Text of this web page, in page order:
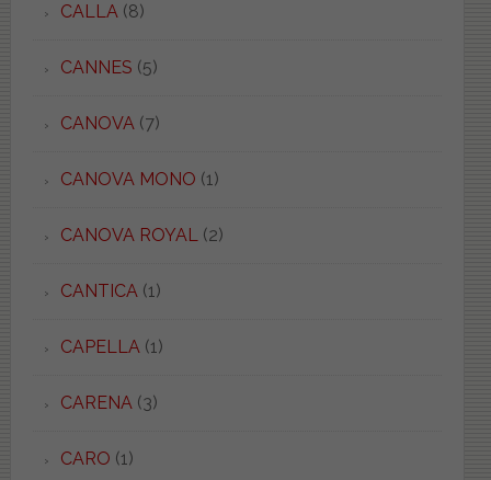
CALLA(8)
CANNES (5)
CANOVA(7)
CANOVA MONO (1)
CANOVA ROYAL(2)
CANTICA(1)
CAPELLA(1)
CARENA(3)
CARO (1)